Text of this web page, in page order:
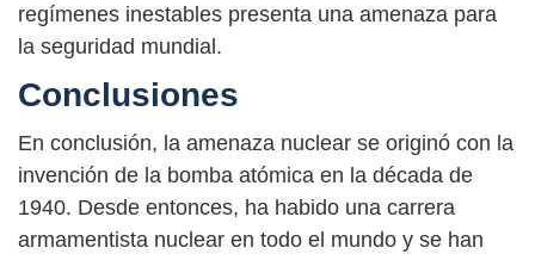
regímenes inestables presenta una amenaza para
la seguridad mundial.
Conclusiones
En conclusión, la amenaza nuclear se originó con la
invención de la bomba atómica en la década de
1940. Desde entonces, ha habido una carrera
armamentista nuclear en todo el mundo y se han